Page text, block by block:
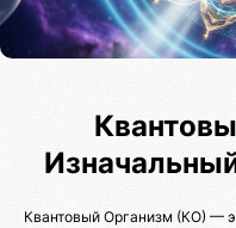
Квантовый Организм (КО) —